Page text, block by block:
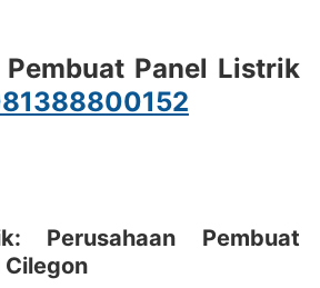
Pembuat Panel Listrik
Perusahaan Pembuat